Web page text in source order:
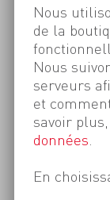
Nous
de la
Nous
serveurs
et
savoir
données
En